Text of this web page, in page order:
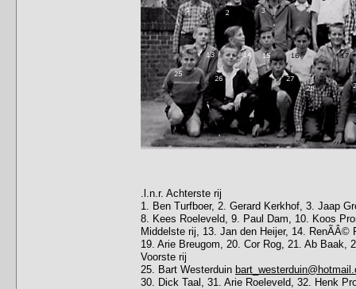
.l.n.r. Achterste rij
1. Ben Turfboer, 2. Gerard Kerkhof, 3. Jaap
8. Kees Roeleveld, 9. Paul Dam, 10. Koos
Middelste rij, 13. Jan den Heijer, 14.
19. Arie Breugom, 20. Cor Rog, 21. Ab Baak,
Voorste rij
25. Bart Westerduin
30. Dick Taal, 31. Arie Roeleveld, 32. Henk